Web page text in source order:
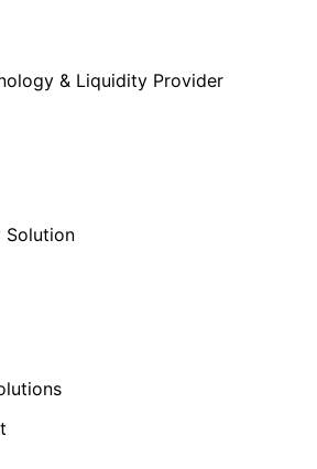
& Liquidity Provider
Solution